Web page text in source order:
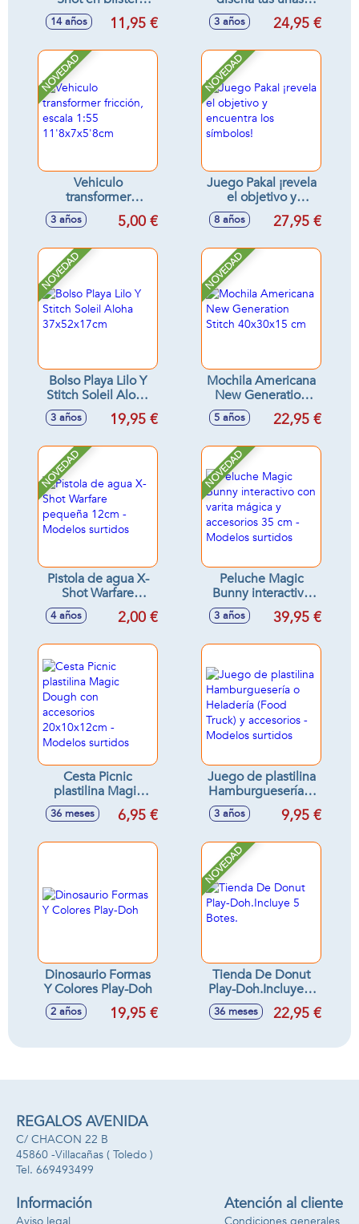
(20.000 bolas de
gel) 12cm
14 años 11,95 €
incluye accesorios,
25cm
3 años 24,95 €
NOVEDAD
Vehiculo
transformer
fricción, escala 1:55
11'8x7x5'8cm
3 años 5,00 €
NOVEDAD
Juego Pakal ¡revela
el objetivo y
encuentra los
símbolos!
8 años 27,95 €
NOVEDAD
Bolso Playa Lilo Y
Stitch Soleil Aloha
37x52x17cm
3 años 19,95 €
NOVEDAD
Mochila Americana
New Generation
Stitch 40x30x15 cm
5 años 22,95 €
NOVEDAD
Pistola de agua X-
Shot Warfare
pequeña 12cm -
Modelos surtidos
4 años 2,00 €
NOVEDAD
Peluche Magic
Bunny interactivo
con varita mágica y
accesorios 35 cm -
3 años 39,95 €
Cesta Picnic
plastilina Magic
Dough con
accesorios
36 meses 6,95 €
Juego de plastilina
Hamburguesería o
Heladería (Food
Truck) y accesorios
3 años 9,95 €
Dinosaurio Formas
Y Colores Play-Doh
2 años 19,95 €
NOVEDAD
Tienda De Donut
Play-Doh.Incluye 5
Botes.
36 meses 22,95 €
REGALOS AVENIDA
C/ CHACON 22 B
45860 -Villacañas ( Toledo )
669493499
Información Atención al cliente